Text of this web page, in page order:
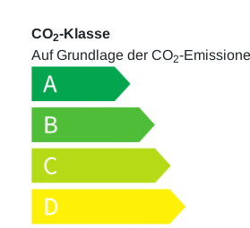
CO2-Klasse
Auf Grundlage der CO2-